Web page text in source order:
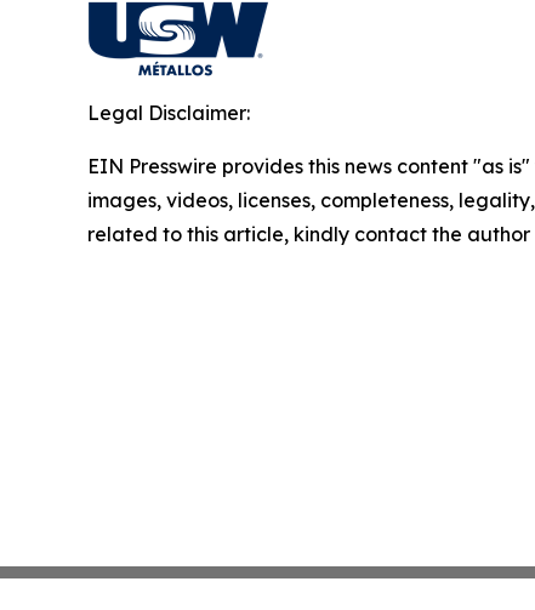
Legal Disclaimer:
EIN Presswire provides this news content "as
images, videos, licenses, completeness,
related to this article, kindly contact the author